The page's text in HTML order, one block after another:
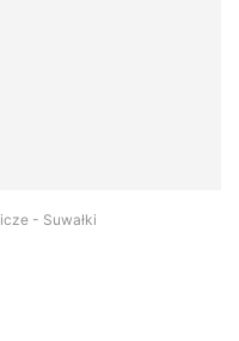
- Suwałki